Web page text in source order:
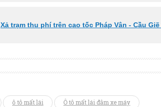
Xả trạm thu phí trên cao tốc Pháp Vân - Cầu
ô tô mất lái Ô tô mất lái đâm xe máy